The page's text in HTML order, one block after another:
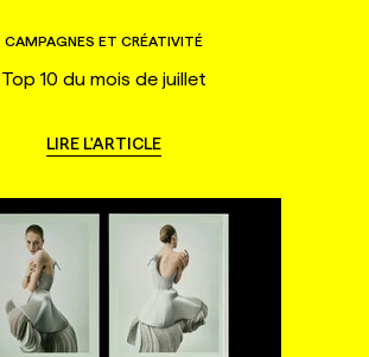
CAMPAGNES ET CRÉATIVITÉ
Top 10 du mois de juillet
LIRE L'ARTICLE